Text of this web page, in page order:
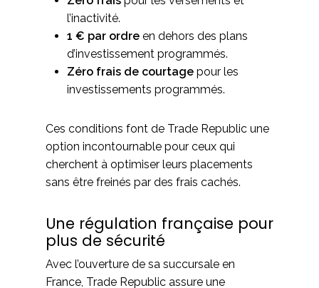
l’inactivité.
1 € par ordre en dehors des plans
d’investissement programmés.
Zéro frais de courtage pour les
investissements programmés.
Ces conditions font de Trade Republic une
option incontournable pour ceux qui
cherchent à optimiser leurs placements
sans être freinés par des frais cachés.
Une régulation française pour
plus de sécurité
Avec l’ouverture de sa succursale en
France, Trade Republic assure une